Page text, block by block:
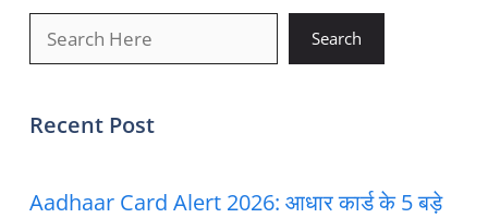
Search
Recent Post
Aadhaar Card Alert 2026: आधार कार्ड के 5 बड़े